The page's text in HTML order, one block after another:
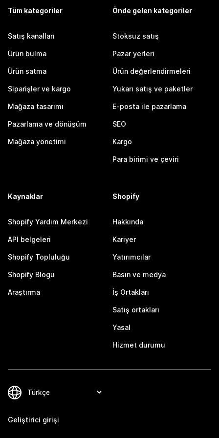
Tüm kategoriler
Satış kanalları
Ürün bulma
Ürün satma
Siparişler ve kargo
Mağaza tasarımı
Pazarlama ve dönüşüm
Mağaza yönetimi
Önde gelen kategoriler
Stoksuz satış
Pazar yerleri
Ürün değerlendirmeleri
Yukarı satış ve paketler
E-posta ile pazarlama
SEO
Kargo
Para birimi ve çeviri
Kaynaklar
Shopify Yardım Merkezi
API belgeleri
Shopify Topluluğu
Shopify Blogu
Araştırma
Shopify
Hakkında
Kariyer
Yatırımcılar
Basın ve medya
İş Ortakları
Satış ortakları
Yasal
Hizmet durumu
Geliştirici girişi